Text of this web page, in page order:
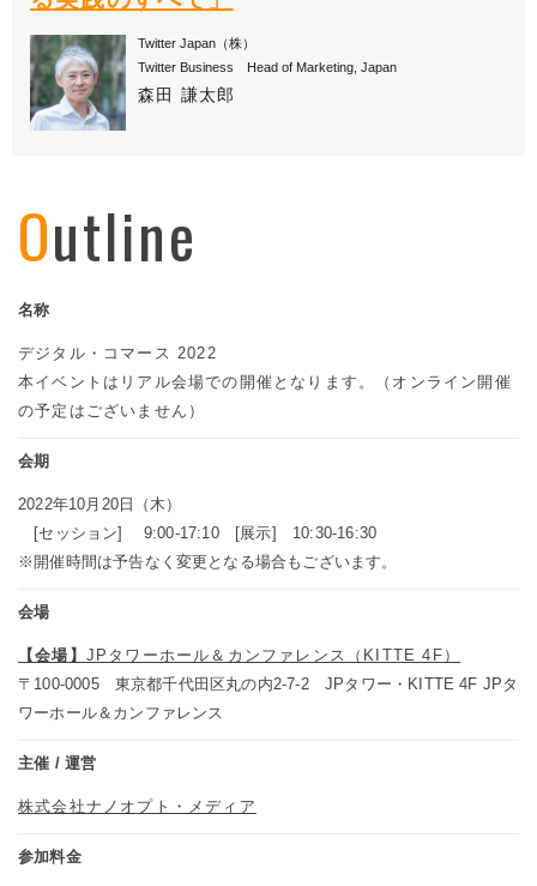
Twitter Japan（株）
Twitter Business Head of Marketing, Japan
森田 謙太郎
Outline
名称
デジタル・コマース 2022
本イベントはリアル会場での開催となります。（オンライン開催
の予定はございません）
会期
2022年10月20日（木）
[セッション] 9:00-17:10 [展示] 10:30-16:30
※開催時間は予告なく変更となる場合もございます。
会場
【会場】 JPタワーホール＆カンファレンス（KITTE 4F）
〒100-0005 東京都千代田区丸の内2-7-2 JPタワー・KITTE 4F JPタ
ワーホール＆カンファレンス
主催 / 運営
株式会社ナノオプト・メディア
参加料金